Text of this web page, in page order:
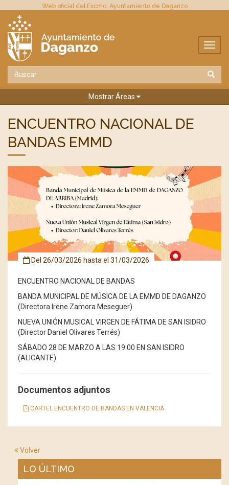
Web oficial del Excmo. Ayuntamiento de Daganzo
Mostrar Áreas
ENCUENTRO NACIONAL DE
BANDAS EMMD
Del 26/03/2026 hasta el 31/03/2026
ENCUENTRO NACIONAL DE BANDAS
BANDA MUNICIPAL DE MÚSICA DE LA EMMD DE DAGANZO
(Directora Irene Zamora Meseguer)
NUEVA UNIÓN MUSICAL VIRGEN DE FÁTIMA DE SAN ISIDRO
(Director Daniel Olivares Terrés)
SÁBADO 28 DE MARZO A LAS 19:00 EN SAN ISIDRO
(ALICANTE)
Documentos adjuntos
CARTEL ENCUENTRO DE BANDAS EN VALENCIA
Volver
LO ÚLTIMO